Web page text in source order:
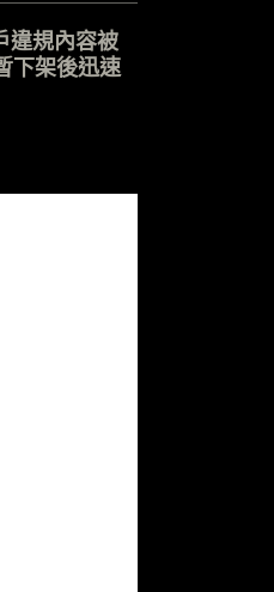
違規內容被
下架後迅速